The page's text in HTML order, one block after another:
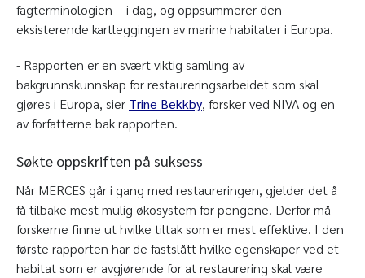
fagterminologien – i dag, og oppsummerer den
eksisterende kartleggingen av marine habitater i Europa.
- Rapporten er en svært viktig samling av
bakgrunnskunnskap for restaureringsarbeidet som skal
gjøres i Europa, sier Trine Bekkby, forsker ved NIVA og en
av forfatterne bak rapporten.
Søkte oppskriften på suksess
Når MERCES går i gang med restaureringen, gjelder det å
få tilbake mest mulig økosystem for pengene. Derfor må
forskerne finne ut hvilke tiltak som er mest effektive. I den
første rapporten har de fastslått hvilke egenskaper ved et
habitat som er avgjørende for at restaurering skal være